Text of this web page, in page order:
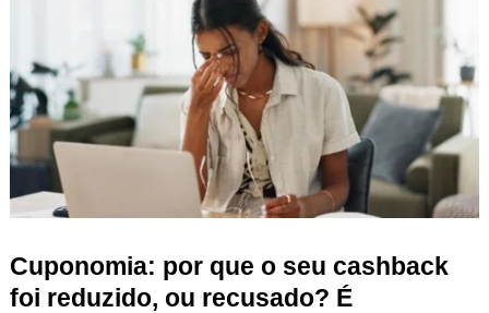
Cuponomia: por que o seu cashback
foi reduzido, ou recusado? É